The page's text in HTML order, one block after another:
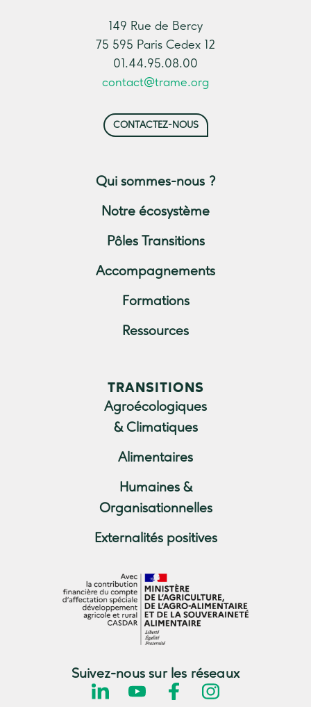
149 Rue de Bercy
75 595 Paris Cedex 12
01.44.95.08.00
contact@trame.org
CONTACTEZ-NOUS
Qui sommes-nous ?
Notre écosystème
Pôles Transitions
Accompagnements
Formations
Ressources
TRANSITIONS
Agroécologiques
& Climatiques
Alimentaires
Humaines &
Organisationnelles
Externalités positives
Suivez-nous sur les réseaux